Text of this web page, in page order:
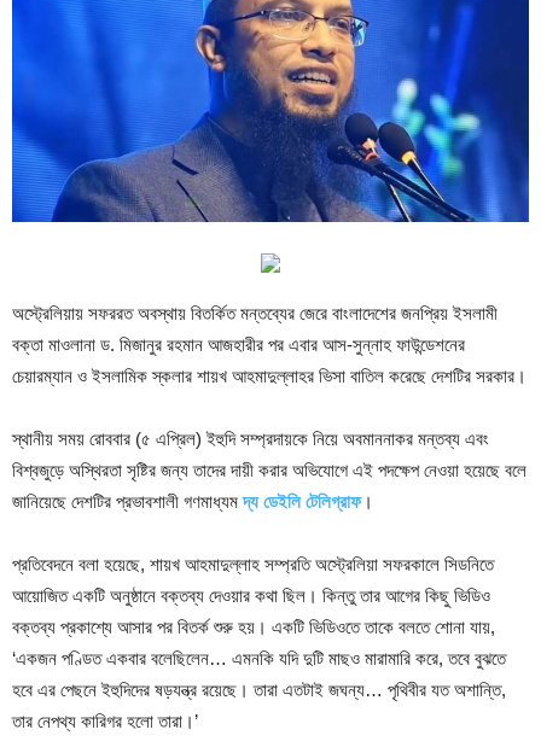
অস্ট্রেলিয়ায় সফররত অবস্থায় বিতর্কিত মন্তব্যের জেরে বাংলাদেশের জনপ্রিয় ইসলামী
বক্তা মাওলানা ড. মিজানুর রহমান আজহারীর পর এবার আস-সুন্নাহ ফাউন্ডেশনের
চেয়ারম্যান ও ইসলামিক স্কলার শায়খ আহমাদুল্লাহর ভিসা বাতিল করেছে দেশটির সরকার।
স্থানীয় সময় রোববার (৫ এপ্রিল) ইহুদি সম্প্রদায়কে নিয়ে অবমাননাকর মন্তব্য এবং
বিশ্বজুড়ে অস্থিরতা সৃষ্টির জন্য তাদের দায়ী করার অভিযোগে এই পদক্ষেপ নেওয়া হয়েছে বলে
জানিয়েছে দেশটির প্রভাবশালী গণমাধ্যমদ্য ডেইলি টেলিগ্রাফ।
প্রতিবেদনে বলা হয়েছে, শায়খ আহমাদুল্লাহ সম্প্রতি অস্ট্রেলিয়া সফরকালে সিডনিতে
আয়োজিত একটি অনুষ্ঠানে বক্তব্য দেওয়ার কথা ছিল। কিন্তু তার আগের কিছু ভিডিও
বক্তব্য প্রকাশ্যে আসার পর বিতর্ক শুরু হয়। একটি ভিডিওতে তাকে বলতে শোনা যায়,
‘একজন পণ্ডিত একবার বলেছিলেন… এমনকি যদি দুটি মাছও মারামারি করে, তবে বুঝতে
হবে এর পেছনে ইহুদিদের ষড়যন্ত্র রয়েছে। তারা এতটাই জঘন্য… পৃথিবীর যত অশান্তি,
তার নেপথ্য কারিগর হলো তারা।’